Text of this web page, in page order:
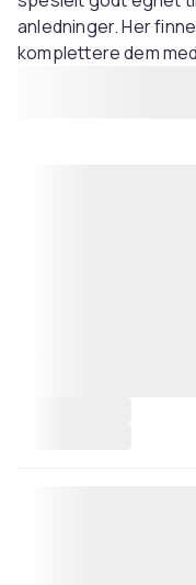
anledninger. Her
komplettere dem